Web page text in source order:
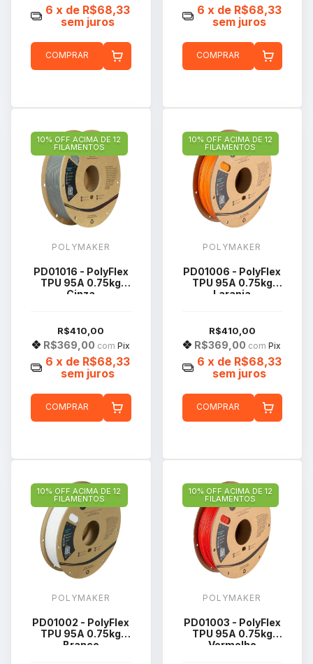
6 x de R$68,33
sem juros
COMPRAR
6 x de R$68,33
sem juros
COMPRAR
10% OFF ACIMA DE 12
FILAMENTOS
POLYMAKER
PD01016 - PolyFlex
TPU 95A 0.75kg
Cinza
R$410,00
R$369,00 com Pix
6 x de R$68,33
sem juros
COMPRAR
10% OFF ACIMA DE 12
FILAMENTOS
POLYMAKER
PD01006 - PolyFlex
TPU 95A 0.75kg
Laranja
R$410,00
R$369,00 com Pix
6 x de R$68,33
sem juros
COMPRAR
10% OFF ACIMA DE 12
FILAMENTOS
POLYMAKER
PD01002 - PolyFlex
TPU 95A 0.75kg
Branco
10% OFF ACIMA DE 12
FILAMENTOS
POLYMAKER
PD01003 - PolyFlex
TPU 95A 0.75kg
Vermelho